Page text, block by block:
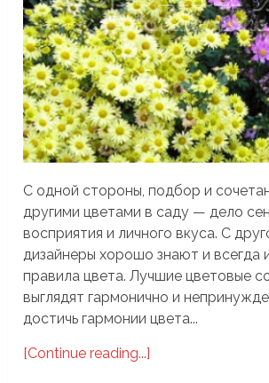
С одной стороны, подбор и
другими цветами в саду — дело
восприятия и личного вкуса. С
дизайнеры хорошо знают и всегда
правила цвета. Лучшие цветовые
выглядят гармонично и
достичь гармонии цвета...
[Continue reading...]